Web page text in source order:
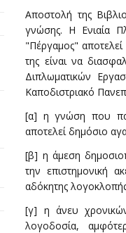
Αποστολή της
γνώσης. Η Ενιαία
"Πέργαμος"
της είναι να
Διπλωματικών
Καποδιστριακό
[α] η γνώση που
αποτελεί δημόσιο
[β] η άμεση
την επιστημονική
αδόκητης
[γ] η άνευ
λογοδοσία,